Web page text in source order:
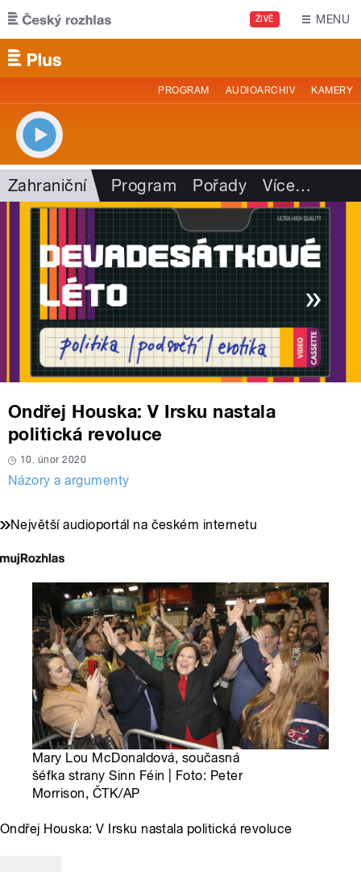
Přejít k hlavnímu obsahu
ŽIVĚ MENU
PROGRAM AUDIOARCHIV KAMERY
Zahraniční Program Pořady Více…
Ondřej Houska: V Irsku nastala
politická revoluce
10. únor 2020
Názory a argumenty
Největší audioportál na českém internetu
Mary Lou McDonaldová, současná
šéfka strany Sinn Féin | Foto: Peter
Morrison, ČTK/AP
Ondřej Houska: V Irsku nastala politická revoluce